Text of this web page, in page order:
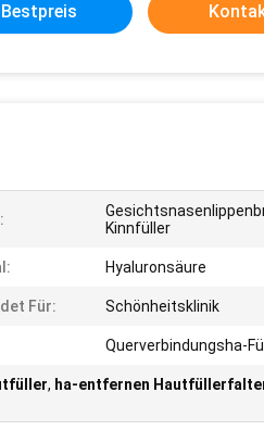
Bestpreis
Kinnfüller
Hyaluronsäure
Für: Schönheitsklinik
Querverbindungsha-
, ha-entfernen